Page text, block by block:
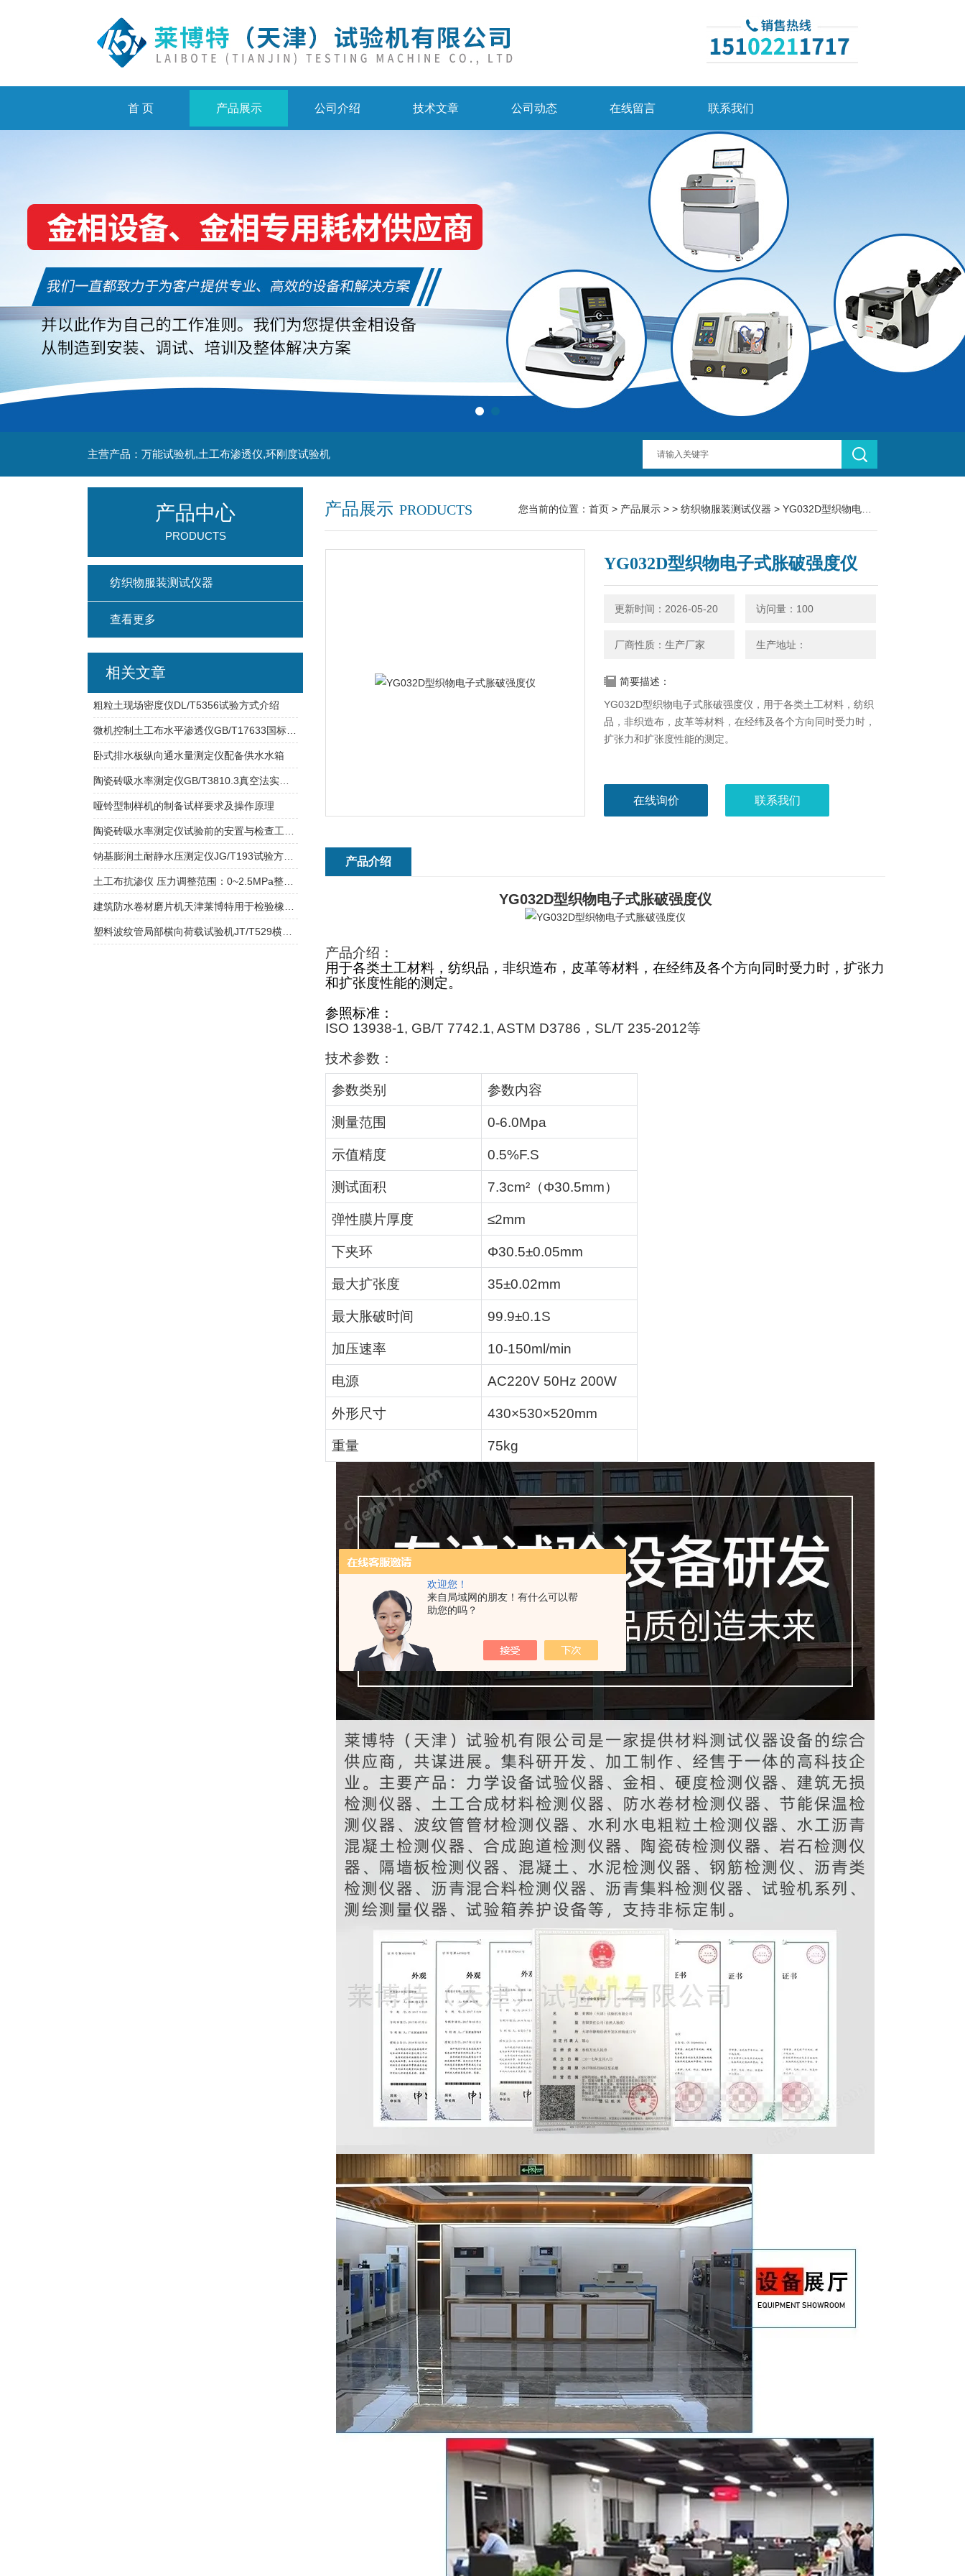
欢迎您！
来自局域网的朋友！有什么可以帮
助您的吗？
首 页 产品展示 公司介绍 技术文章 公司动态 在线留言 联系我们
主营产品：万能试验机,土工布渗透仪,环刚度试验机
产品展示 PRODUCTS 您当前的位置： 首页 > 产品展示 > > 纺织物服装测试仪器 > YG032D型织物电子式胀破强度仪
YG032D型织物电子式胀破强度仪
更新时间：2026-05-20 访问量：100
厂商性质：生产厂家 生产地址：
简要描述：
YG032D型织物电子式胀破强度仪，用于各类土工材料，纺织
品，非织造布，皮革等材料，在经纬及各个方向同时受力时，
扩张力和扩张度性能的测定。
在线询价 联系我们
产品介绍
YG032D型织物电子式胀破强度仪
产品介绍：
用于各类土工材料，纺织品，非织造布，皮革等材料，在经纬及各个方向同时受力时，扩张力
和扩张度性能的测定。
参照标准：
ISO 13938-1, GB/T 7742.1, ASTM D3786 ， SL/T 235-2012等
技术参数：
参数类别 参数内容
测量范围 0‑6.0Mpa
示值精度 0.5%F.S
测试面积 7.3cm² （Φ30.5mm）
弹性膜片厚度 ≤2mm
下夹环 Φ30.5±0.05mm
最大扩张度 35±0.02mm
最大胀破时间 99.9±0.1S
加压速率 10‑150ml/min
电源 AC220V 50Hz 200W
外形尺寸 430×530×520mm
重量 75kg
产品中心
PRODUCTS
纺织物服装测试仪器
查看更多
相关文章
粗粒土现场密度仪DL/T5356试验方式介绍
微机控制土工布水平渗透仪GB/T17633国标试验标准
卧式排水板纵向通水量测定仪配备供水水箱
陶瓷砖吸水率测定仪GB/T3810.3真空法实验装置
哑铃型制样机的制备试样要求及操作原理
钠基膨润土耐静水压测定仪JG/T193试验方式介绍
土工布抗渗仪 压力调整范围：0~2.5MPa整机重量：87Kg
塑料波纹管局部横向荷载试验机JT/T529横向荷载参数